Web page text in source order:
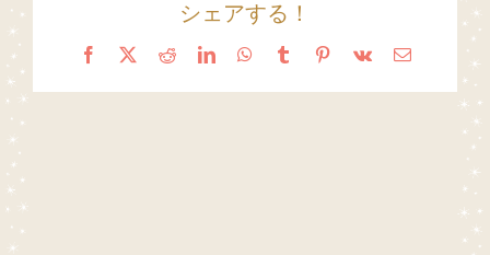
シェアする！
Facebook
X RedditLinkedInWhatsApp
TumblrPinterest
Vk Email